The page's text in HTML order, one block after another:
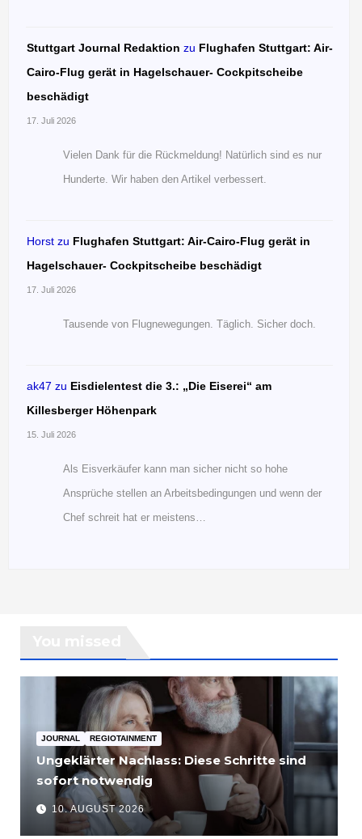
Stuttgart Journal Redaktion zu Flughafen Stuttgart: Air-
Cairo-Flug gerät in Hagelschauer- Cockpitscheibe
beschädigt
17. Juli 2026
Vielen Dank für die Rückmeldung! Natürlich sind es nur
Hunderte. Wir haben den Artikel verbessert.
Horst zu Flughafen Stuttgart: Air-Cairo-Flug gerät in
Hagelschauer- Cockpitscheibe beschädigt
17. Juli 2026
Tausende von Flugnewegungen. Täglich. Sicher doch.
ak47 zu Eisdielentest die 3.: „Die Eiserei“ am
Killesberger Höhenpark
15. Juli 2026
Als Eisverkäufer kann man sicher nicht so hohe
Ansprüche stellen an Arbeitsbedingungen und wenn der
Chef schreit hat er meistens…
JOURNAL REGIOTAINMENT
Ungeklärter Nachlass: Diese Schritte sind
sofort notwendig
10. AUGUST 2026